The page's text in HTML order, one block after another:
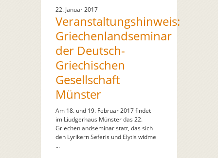
22. Januar 2017
Veranstaltungshinweis:
Griechenlandseminar
der Deutsch-
Griechischen
Gesellschaft
Münster
Am 18. und 19. Februar 2017 findet
im Liudgerhaus Münster das 22.
Griechenlandseminar statt, das sich
den Lyrikern Seferis und Elytis widme
...